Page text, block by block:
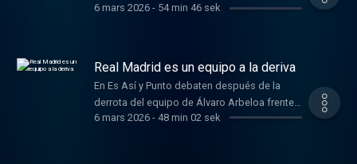
tácticos del técnico francés. Learn more
6 mars 2026- 54 min 46 sek
Real Madrid es un equipo a la deriva
En Es Así y Punto debaten después de la
derrota del equipo de Álvaro Arbeloa frente
al Getafe en LaLiga. Learn more about your
6 mars 2026- 48 min 02 sek